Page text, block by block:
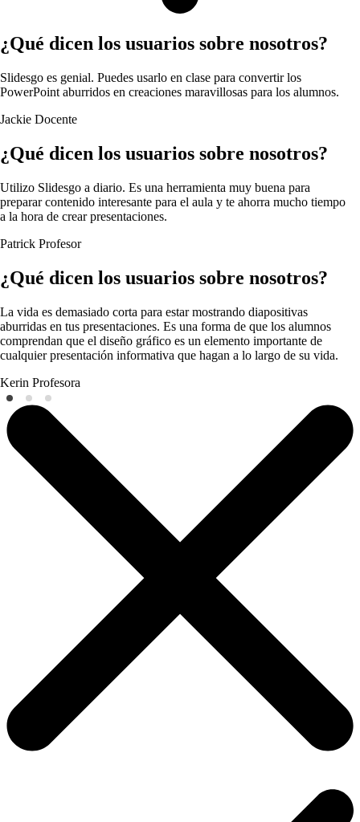
¿Qué dicen los usuarios sobre nosotros?
Slidesgo es genial. Puedes usarlo en clase para convertir los
PowerPoint aburridos en creaciones maravillosas para los alumnos.
Jackie Docente
¿Qué dicen los usuarios sobre nosotros?
Utilizo Slidesgo a diario. Es una herramienta muy buena para
preparar contenido interesante para el aula y te ahorra mucho tiempo
a la hora de crear presentaciones.
Patrick Profesor
¿Qué dicen los usuarios sobre nosotros?
La vida es demasiado corta para estar mostrando diapositivas
aburridas en tus presentaciones. Es una forma de que los alumnos
comprendan que el diseño gráfico es un elemento importante de
cualquier presentación informativa que hagan a lo largo de su vida.
Kerin Profesora